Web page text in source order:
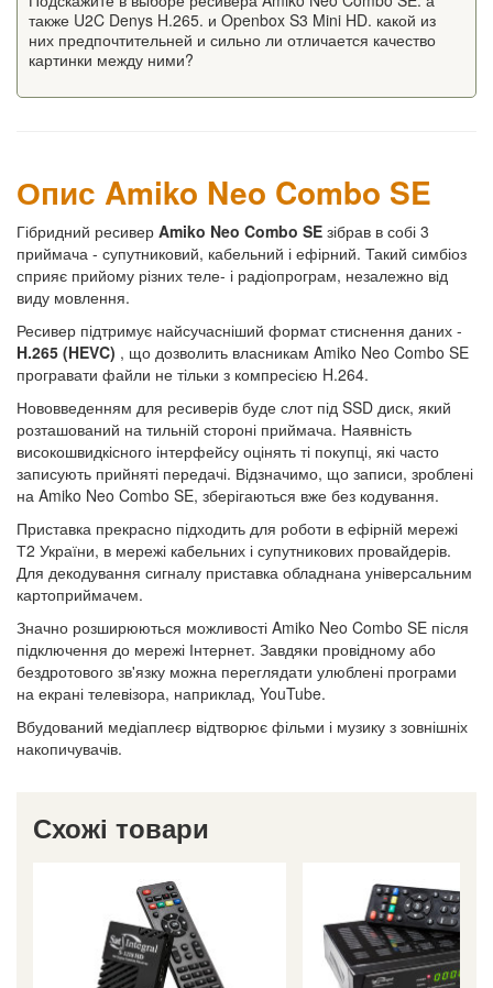
также U2C Denys H.265. и Openbox S3 Mini HD. какой из
них предпочтительней и сильно ли отличается качество
картинки между ними?
Опис Amiko Neo Combo SE
Гібридний ресивер Amiko Neo Combo SE зібрав в собі 3
приймача - супутниковий, кабельний і ефірний. Такий симбіоз
сприяє прийому різних теле- і радіопрограм, незалежно від
виду мовлення.
Ресивер підтримує найсучасніший формат стиснення даних -
H.265 (HEVC) , що дозволить власникам Amiko Neo Combo SE
програвати файли не тільки з компресією H.264.
Нововведенням для ресиверів буде слот під SSD диск, який
розташований на тильній стороні приймача. Наявність
високошвидкісного інтерфейсу оцінять ті покупці, які часто
записують прийняті передачі. Відзначимо, що записи, зроблені
на Amiko Neo Combo SE, зберігаються вже без кодування.
Приставка прекрасно підходить для роботи в ефірній мережі
Т2 України, в мережі кабельних і супутникових провайдерів.
Для декодування сигналу приставка обладнана універсальним
картоприймачем.
Значно розширюються можливості Amiko Neo Combo SE після
підключення до мережі Інтернет. Завдяки провідному або
бездротового зв'язку можна переглядати улюблені програми
на екрані телевізора, наприклад, YouTube.
Вбудований медіаплеєр відтворює фільми і музику з зовнішніх
накопичувачів.
Схожі товари